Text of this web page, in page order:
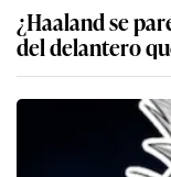
¿Haaland se
del delantero